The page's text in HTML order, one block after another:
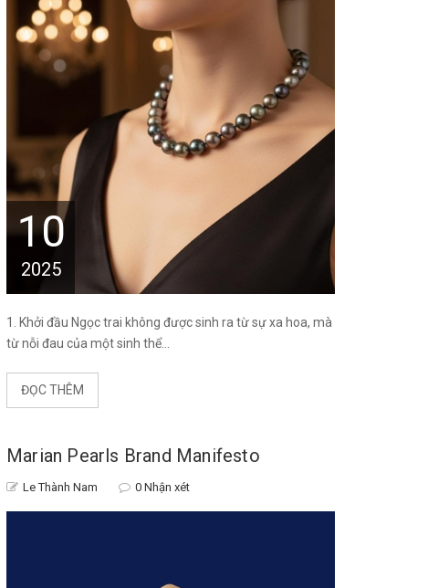
10
2025
1. Khởi đầu Ngọc trai không được sinh ra từ sự xa hoa, mà
từ nỗi đau của một sinh thể...
ĐỌC THÊM
Marian Pearls Brand Manifesto
Le Thành Nam 0 Nhận xét